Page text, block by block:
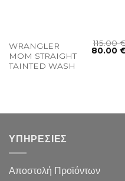
WRANGLER
MOM STRAIGHT
TAINTED WASH
115.00
80.00
ΥΠΗΡΕΣΙΕΣ
Αποστολή Προϊόντων